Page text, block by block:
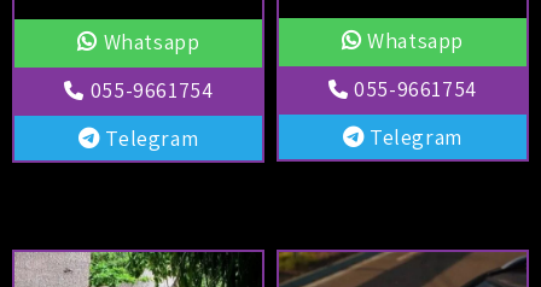
Whatsapp
055-9661754
Telegram
Whatsapp
055-9661754
Telegram